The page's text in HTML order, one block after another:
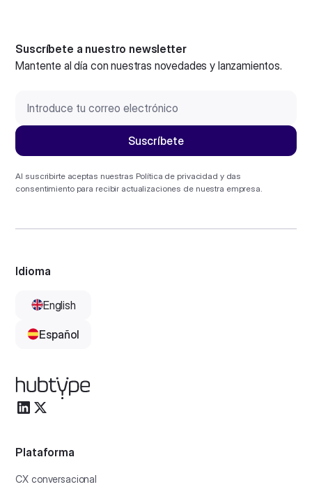
Suscríbete a nuestro newsletter
Mantente al día con nuestras novedades y lanzamientos.
Al suscribirte aceptas nuestras Política de privacidad y das
consentimiento para recibir actualizaciones de nuestra empresa.
Plataforma
CX conversacional
Idioma
English
Español